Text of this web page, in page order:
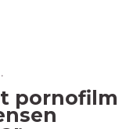
·
pornofilm